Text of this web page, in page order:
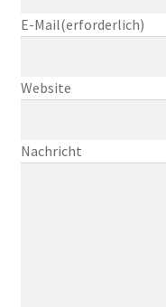
E-Mail(erforderlich)
Website
Nachricht